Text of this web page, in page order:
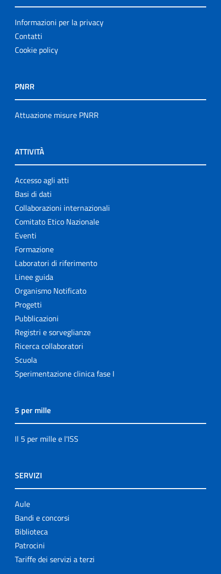
Informazioni per la privacy
Contatti
Cookie policy
PNRR
Attuazione misure PNRR
ATTIVITÀ
Accesso agli atti
Basi di dati
Collaborazioni internazionali
Comitato Etico Nazionale
Eventi
Formazione
Laboratori di riferimento
Linee guida
Organismo Notificato
Progetti
Pubblicazioni
Registri e sorveglianze
Ricerca collaboratori
Scuola
Sperimentazione clinica fase I
5 per mille
Il 5 per mille e l'ISS
SERVIZI
Aule
Bandi e concorsi
Biblioteca
Patrocini
Tariffe dei servizi a terzi